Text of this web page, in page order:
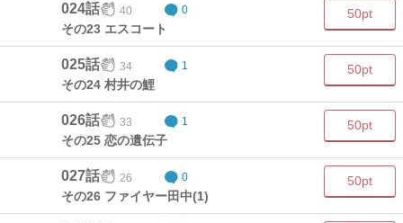
024話 40 0
その23 エスコート
50pt
025話 34 1
その24 村井の鯉
50pt
026話 33 1
その25 恋の遺伝子
50pt
027話 26 0
その26 ファイヤー田中(1)
50pt